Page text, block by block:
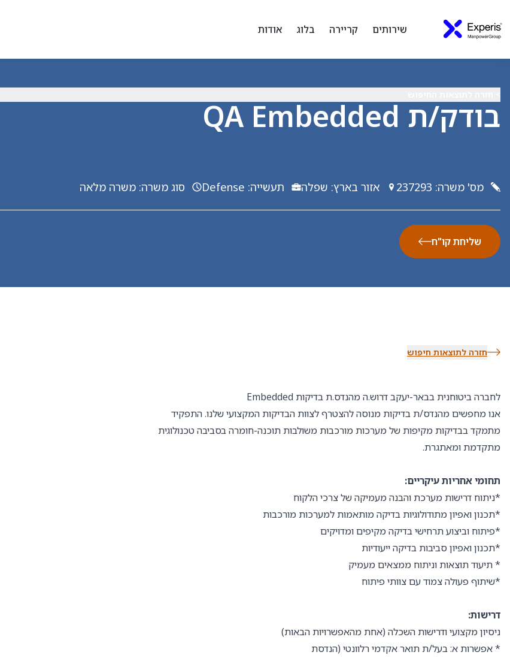
שירותים קריירה בלוג אודות
בודק/ת QA Embedded
מס' משרה:
237293 אזור בארץ: שפלה תעשייה:
Defense סוג משרה: משרה מלאה
שליחת קו"ח
חזרה לתוצאות חיפוש
לחברה ביטוחנית בבאר-יעקב דרוש.ה מהנדס.ת בדיקות Embedded
אנו מחפשים מהנדס/ת בדיקות מנוסה להצטרף לצוות הבדיקות המקצועי שלנו. התפקיד
מתמקד בבדיקות מקיפות של מערכות מורכבות משולבות תוכנה-חומרה בסביבה טכנולוגית
מתקדמת ומאתגרת.
תחומי אחריות עיקריים:
*ניתוח דרישות מערכת והבנה מעמיקה של צרכי הלקוח
*תכנון ואפיון מתודולוגיות בדיקה מותאמות למערכות מורכבות
*פיתוח וביצוע תרחישי בדיקה מקיפים ומדויקים
*תכנון ואפיון סביבות בדיקה ייעודיות
* תיעוד תוצאות וניתוח ממצאים מעמיק
*שיתוף פעולה צמוד עם צוותי פיתוח
דרישות:
ניסיון מקצועי ודרישות השכלה (אחת מהאפשרויות הבאות)
* אפשרות א: בעל/ת תואר אקדמי רלוונטי (הנדסת